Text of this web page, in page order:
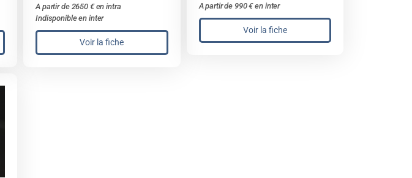
A partir de 2650 € en intra
Indisponible en inter
Voir la fiche
A partir de 990 € en inter
Voir la fiche